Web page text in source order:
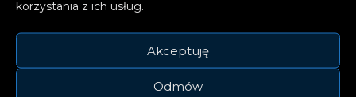
korzystania z ich usług.
Akceptuję
Odmów
Nie masz sobie równych w
problemów i szukaniu rozwiązań.
niezwykle przydatna sztuka w życiu
rodzinnym, gdyż do swoich bliskich